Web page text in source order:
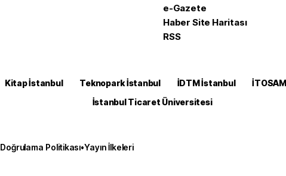
e-Gazete
Haber Site Haritası
RSS
Kitap İstanbul Teknopark İstanbul İDTM İstanbul İTOSAM
İstanbul Ticaret Üniversitesi
Doğrulama Politikası•Yayın İlkeleri